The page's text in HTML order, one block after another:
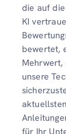
die auf
KI
bewertet,
Mehrwert,
unsere
für Ihr